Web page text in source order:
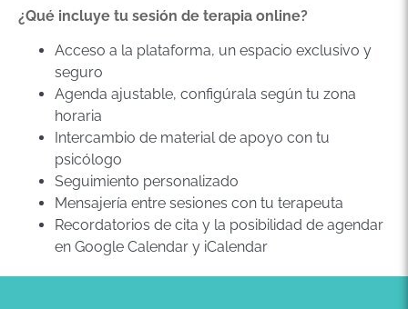
¿Qué incluye tu sesión de terapia online?
Acceso a la plataforma, un espacio exclusivo y
seguro
Agenda ajustable, configúrala según tu zona
horaria
Intercambio de material de apoyo con tu
psicólogo
Seguimiento personalizado
Mensajería entre sesiones con tu terapeuta
Recordatorios de cita y la posibilidad de agendar
en Google Calendar y iCalendar